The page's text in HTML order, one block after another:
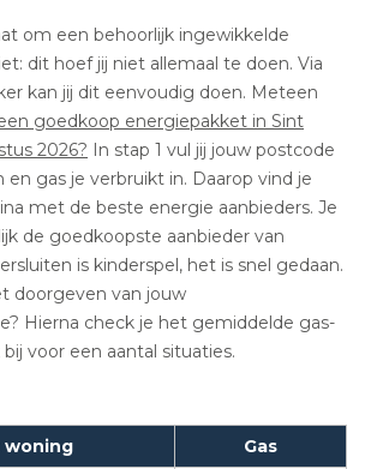
om een behoorlijk ingewikkelde
dit hoef jij niet allemaal te doen. Via
kan jij dit eenvoudig doen. Meteen
goedkoop energiepakket in Sint
2026? In stap 1 vul jij jouw postcode
gas je verbruikt in. Daarop vind je
met de beste energie aanbieders. Je
de goedkoopste aanbieder van
is kinderspel, het is snel gedaan.
doorgeven van jouw
Hierna check je het gemiddelde gas-
voor een aantal situaties.
woning
Gas